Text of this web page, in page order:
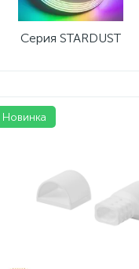
Серия STARDUST
Новинка